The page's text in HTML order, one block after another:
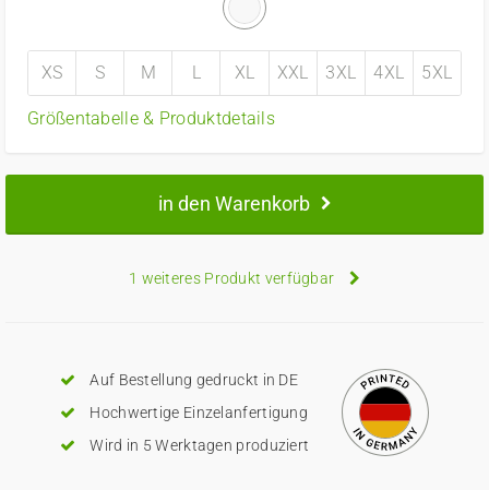
XS S M L XL XXL 3XL 4XL 5XL
Größentabelle & Produktdetails
in den Warenkorb
1 weiteres Produkt verfügbar
Auf Bestellung gedruckt in DE
Hochwertige Einzelanfertigung
Wird in 5 Werktagen produziert